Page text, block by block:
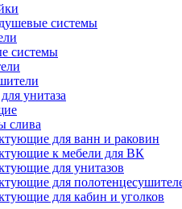
системы
системы
унитаза
слива
для ванн и раковин
к мебели для ВК
для унитазов
для
для кабин и уголков